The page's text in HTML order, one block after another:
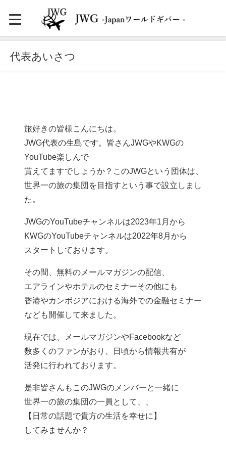
代表あいさつ
旅好きの皆様こんにちは。
JWG代表の生島です。皆さんJWGやKWGの
YouTube楽しんで
貰えてますでしょうか？このJWGという団体は、
世界一の旅の集団を目指すという事で設立しまし
た。
JWGのYouTubeチャンネルは2023年1月から
KWGのYouTubeチャンネルは2022年8月から
スタートしております。
その間、無料のメールマガジンの配信、
エアラインやホテルのセミナーその他にも
香港やカンボジアにおける海外での金融セミナー
なども開催して来ました。
現在では、メールマガジンやFacebookなど
数多くのファンがおり、日頃から情報共有が
活発に行われております。
是非皆さんもこのJWGのメンバーと一緒に
世界一の旅の集団の一員として、、
【日常の話題で貴方の生活を幸せに】
してみませんか？